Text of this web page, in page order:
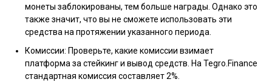
монеты заблокированы, тем больше награды. Однако это
также значит, что вы не сможете использовать эти
средства на протяжении указанного периода.
Комиссии: Проверьте, какие комиссии взимает
платформа за стейкинг и вывод средств. На Tegro.Finance
стандартная комиссия составляет 2%.